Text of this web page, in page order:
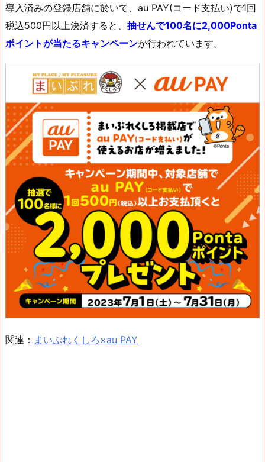
導入済みの登録店舗に於いて、au PAY(コード支払い)で1回
税込500円以上決済すると、 抽せんで100名に2,000Ponta
ポイントが当たるキャンペーンが行われています。
関連： まいぷれくしろ×au PAY